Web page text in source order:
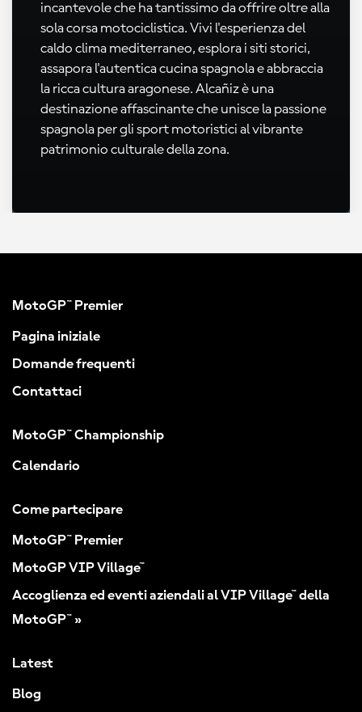
incantevole che ha tantissimo da offrire oltre alla
sola corsa motociclistica. Vivi l'esperienza del
caldo clima mediterraneo, esplora i siti storici,
assapora l'autentica cucina spagnola e abbraccia
la ricca cultura aragonese. Alcañiz è una
destinazione affascinante che unisce la passione
spagnola per gli sport motoristici al vibrante
patrimonio culturale della zona.
MotoGP™ Premier
Pagina iniziale
Domande frequenti
Contattaci
MotoGP™ Championship
Calendario
Come partecipare
MotoGP™ Premier
MotoGP VIP Village™
Accoglienza ed eventi aziendali al VIP Village™ della
MotoGP™ »
Latest
Blog